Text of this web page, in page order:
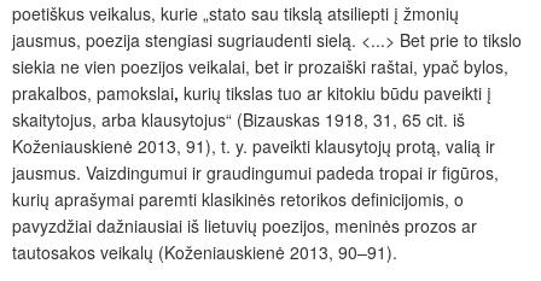
poetiškus veikalus, kurie „stato sau tikslą atsiliepti į žmonių
jausmus, poezija stengiasi sugriaudenti sielą. <...> Bet prie to tikslo
siekia ne vien poezijos veikalai, bet ir prozaiški raštai, ypač bylos,
prakalbos, pamokslai, kurių tikslas tuo ar kitokiu būdu paveikti į
skaitytojus, arba klausytojus“ (Bizauskas 1918, 31, 65 cit. iš
Koženiauskienė 2013, 91), t. y. paveikti klausytojų protą, valią ir
jausmus. Vaizdingumui ir graudingumui padeda tropai ir figūros,
kurių aprašymai paremti klasikinės retorikos definicijomis, o
pavyzdžiai dažniausiai iš lietuvių poezijos, meninės prozos ar
tautosakos veikalų (Koženiauskienė 2013, 90–91).